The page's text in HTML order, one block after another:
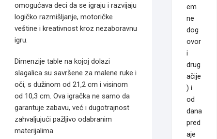
omogućava deci da se igraju i razvijaju
logičko razmišljanje, motoričke
veštine i kreativnost kroz nezaboravnu
igru.
Dimenzije table na kojoj dolazi
slagalica su savršene za malene ruke i
oči, s dužinom od 21,2 cm i visinom
od 10,3 cm. Ova igračka ne samo da
garantuje zabavu, već i dugotrajnost
zahvaljujući pažljivo odabranim
materijalima.
em
ne
dog
ovor
i
drug
ačije
) i
od
dana
pred
aje